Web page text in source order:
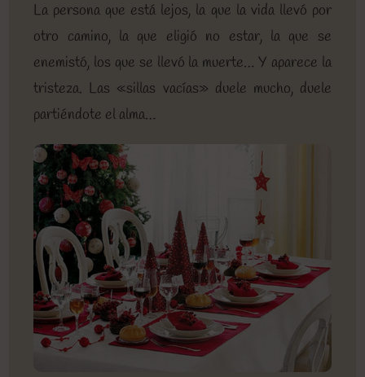
La persona que está lejos, la que la vida llevó por
otro camino, la que eligió no estar, la que se
enemistó, los que se llevó la muerte… Y aparece la
tristeza. Las «sillas vacías» duele mucho, duele
partiéndote el alma…